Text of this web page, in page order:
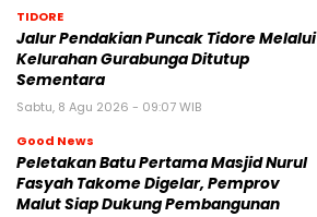
TIDORE
Jalur Pendakian Puncak Tidore Melalui
Kelurahan Gurabunga Ditutup
Sementara
Sabtu, 8 Agu 2026 - 09:07 WIB
Good News
Peletakan Batu Pertama Masjid Nurul
Fasyah Takome Digelar, Pemprov
Malut Siap Dukung Pembangunan